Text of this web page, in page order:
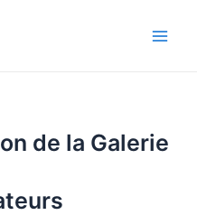
de la Galerie